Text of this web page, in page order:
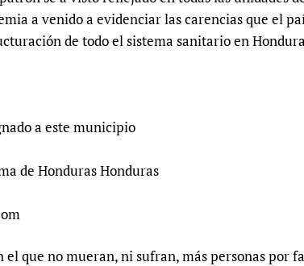
a venido a evidenciar las carencias que el
de todo el sistema sanitario en
a este municipio
de Honduras Honduras
que no mueran, ni sufran, más personas por